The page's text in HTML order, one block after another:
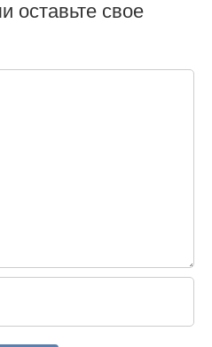
оставьте свое